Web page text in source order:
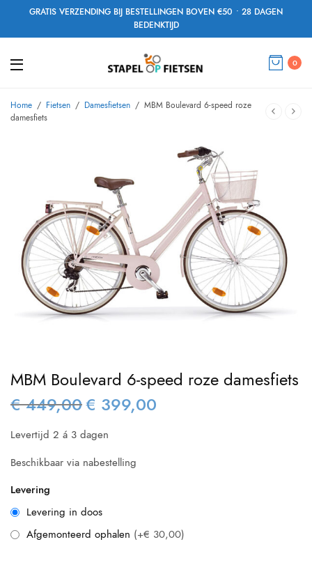
GRATIS VERZENDING BIJ BESTELLINGEN BOVEN €50 • 28 DAGEN
BEDENKTIJD
0
Home / Fietsen / Damesfietsen / MBM Boulevard 6-speed roze
damesfiets
MBM Boulevard 6-speed roze damesfiets
€449,00 Oorspronkelijke
€ 449,00.
€ 399,00
Levertijd 2 á 3 dagen
Beschikbaar via nabestelling
Levering
Levering in doos
Afgemonteerd ophalen (+€ 30,00)